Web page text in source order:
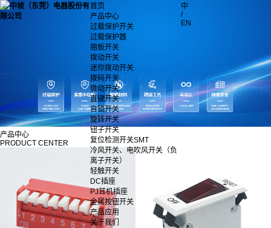
首页
产品中心
过载保护开关
过载保护器
翘板开关
拨动开关
迷你拨动开关
拨码开关
微动开关
直键开关
自锁开关
旋转开关
钮子开关
复位检测开关SMT
冷风开关、电吹风开关（负
离子开关）
轻触开关
DC插座
PJ耳机插座
金属按钮开关
产品应用
关于我们
中
/
EN
产品中心
PRODUCT CENTER